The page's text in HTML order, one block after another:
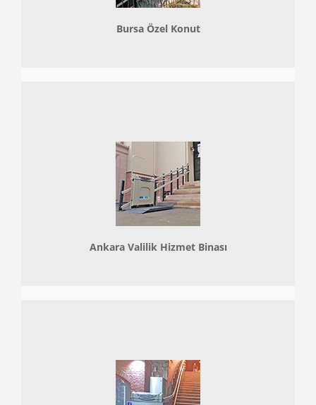
Bursa Özel Konut
Ankara Valilik Hizmet Binası